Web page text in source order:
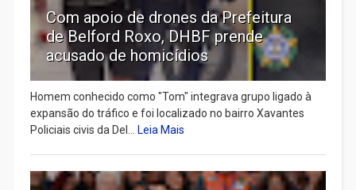
Com apoio de drones da Prefeitura
de Belford Roxo, DHBF prende
acusado de homicídios
Homem conhecido como "Tom" integrava grupo ligado à
expansão do tráfico e foi localizado no bairro Xavantes
Policiais civis da Del... Leia Mais